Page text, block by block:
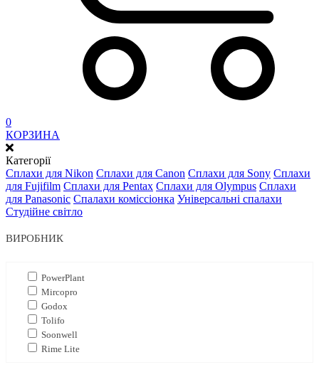
0
КОРЗИНА
Категорії
Сплахи для Nikon Сплахи для Canon Сплахи для Sony Сплахи
для Fujifilm Сплахи для Pentax Сплахи для Olympus Сплахи
для Panasonic Спалахи коміссіонка Універсальні спалахи
Студійне світло
ВИРОБНИК
PowerPlant
Mircopro
Godox
Tolifo
Soonwell
Rime Lite